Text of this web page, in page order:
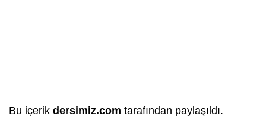
Bu içerik dersimiz.com tarafından paylaşıldı.